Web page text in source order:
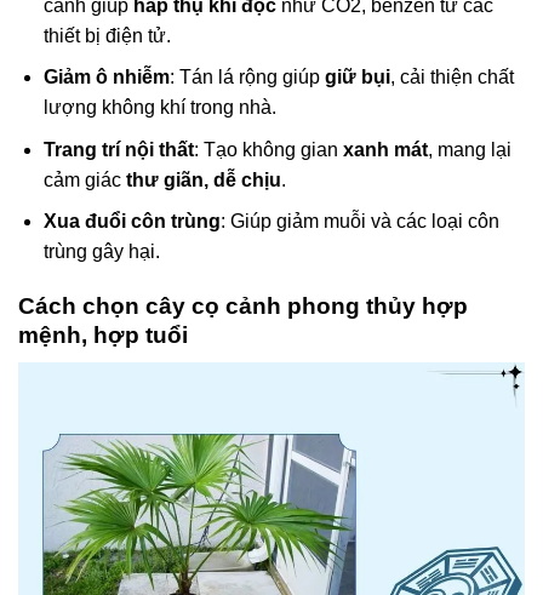
cảnh giúp hấp thụ khí độcnhư CO2, benzen từ các
thiết bị điện tử.
Giảm ô nhiễm: Tán lá rộng giúp giữ bụi, cải thiện chất
lượng không khí trong nhà.
Trang trí nội thất: Tạo không gian xanh mát, mang lại
cảm giác thư giãn, dễ chịu.
Xua đuổi côn trùng: Giúp giảm muỗi và các loại côn
trùng gây hại.
Cách chọn cây cọ cảnh phong thủy hợp
mệnh, hợp tuổi